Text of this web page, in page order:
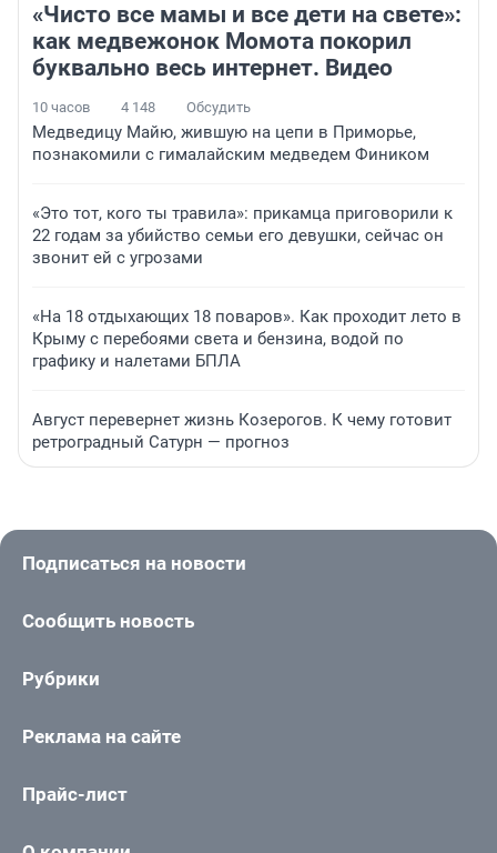
«Чисто все мамы и все дети на свете»:
как медвежонок Момота покорил
буквально весь интернет. Видео
10 часов 4 148 Обсудить
Медведицу Майю, жившую на цепи в Приморье,
познакомили с гималайским медведем Фиником
«Это тот, кого ты травила»: прикамца приговорили к
22 годам за убийство семьи его девушки, сейчас он
звонит ей с угрозами
«На 18 отдыхающих 18 поваров». Как проходит лето в
Крыму с перебоями света и бензина, водой по
графику и налетами БПЛА
Август перевернет жизнь Козерогов. К чему готовит
ретроградный Сатурн — прогноз
Подписаться на новости
Сообщить новость
Рубрики
Реклама на сайте
Прайс-лист